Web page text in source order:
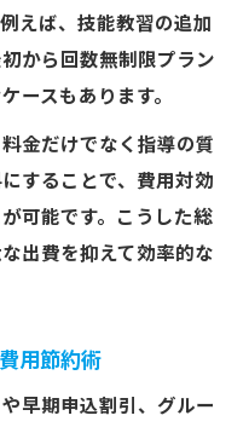
えば、技能教習の追加
から回数無制限プラン
ースもあります。
金だけでなく指導の質
することで、費用対効
可能です。こうした総
出費を抑えて効率的な
用節約術
早期申込割引、グルー